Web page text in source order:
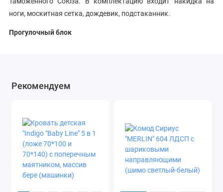
ноги, москитная сетка, дождевик, подстаканник.
Прогулочный блок
Объемный капор с бесшумным механизмом раскладки и
капора предусмотрено окошко. Для безопасности малыша
предусмотрены пятиточечные ремни с мягкими накладками,
имеющие паховый ограничитель из ткани.
Верхняя часть коляски выполнена из современного
Рекомендуем